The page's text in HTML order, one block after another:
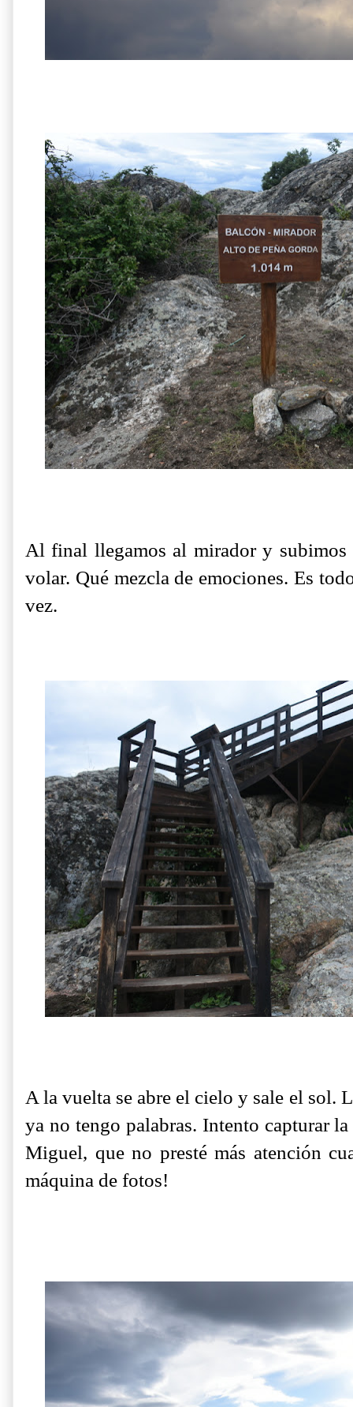
Al final llegamos al mirador y subimos
volar. Qué mezcla de emociones. Es
vez.
A la vuelta se abre el cielo y sale el sol.
ya no tengo palabras. Intento capturar
Miguel, que no presté más atención
máquina de fotos!